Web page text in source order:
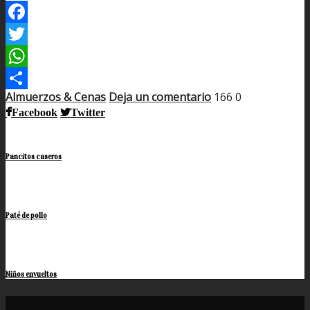
Facebook
Twitter
WhatsApp
Compartir
Almuerzos & Cenas Deja un comentario 166 0
Facebook Twitter
Pancitos caseros
Paté de pollo
Niños envueltos